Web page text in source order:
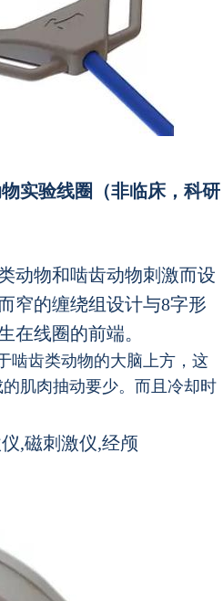
实验线圈
（非临床，科研
动物和啮齿动物刺激而设
窄的缠绕组设计与8字形
在线圈的前端。
啮齿类动物的大脑上方，这
肌肉抽动要少。而且冷却时
,磁刺激仪,经颅